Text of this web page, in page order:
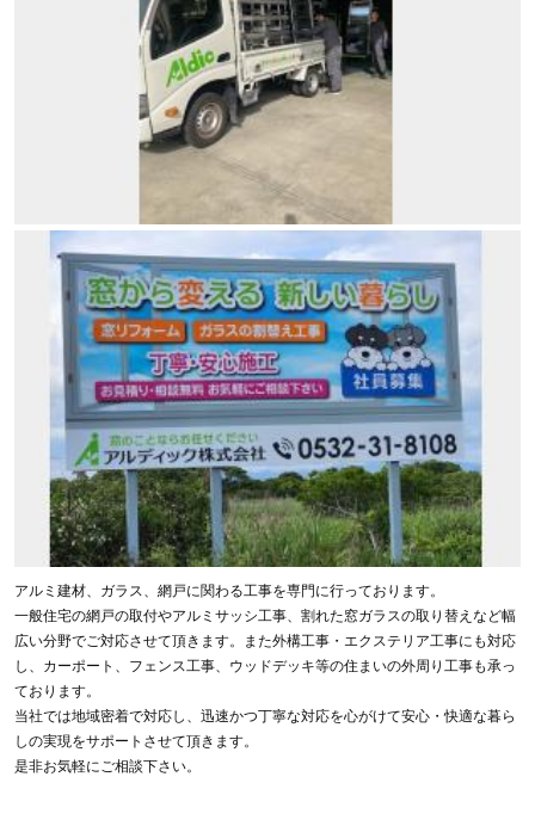
アルミ建材、ガラス、網戸に関わる工事を専門に行っております。
一般住宅の網戸の取付やアルミサッシ工事、割れた窓ガラスの取り替えなど幅
広い分野でご対応させて頂きます。また外構工事・エクステリア工事にも対応
し、カーポート、フェンス工事、ウッドデッキ等の住まいの外周り工事も承っ
ております。
当社では地域密着で対応し、迅速かつ丁寧な対応を心がけて安心・快適な暮ら
しの実現をサポートさせて頂きます。
是非お気軽にご相談下さい。